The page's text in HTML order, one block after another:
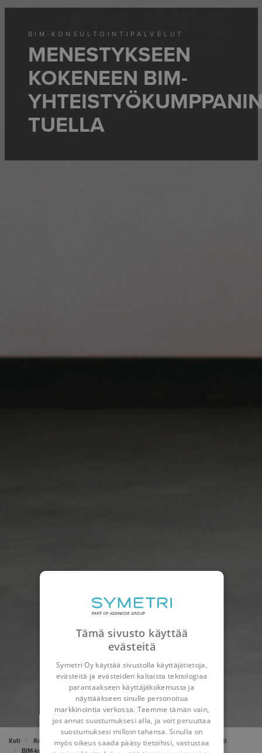
BIM-KONSULTOINTIPALVELUT
MENESTYKSEEN
KOKENEEN BIM-
TUELLA
Koti Rakennussuunnittelu & Yhdyskuntasuunnittelu
BIM-konsultointi
BIM-konsultointipalvelut
Tämä sivusto käyttää
evästeitä
Symetri Oy käyttää sivustolla käyttäjätietoja,
evästeitä ja evästeiden kaltaista teknologiaa
parantaakseen käyttäjäkokemusta ja
näyttääkseen sinulle personoitua
markkinointia verkossa. Teemme tämän vain,
jos annat suostumuksesi alla, ja voit peruuttaa
suostumuksesi milloin tahansa. Sinulla on
myös oikeus saada pääsy tietoihisi, vastustaa